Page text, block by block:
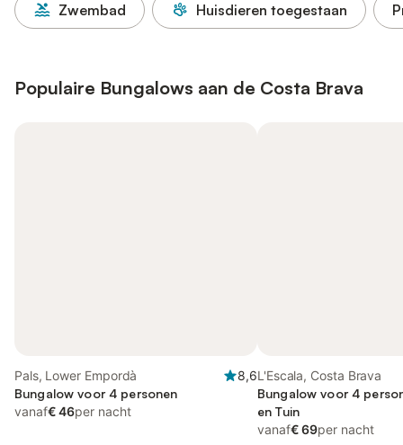
Zwembad Huisdieren toegestaan
Populaire Bungalows aan de Costa Brava
Pals, Lower Empordà
8,6
Bungalow voor 4 personen
vanaf€ 46per nacht
L'Escala, Costa Brava
Bungalow voor 4
en Tuin
vanaf€ 69per nacht